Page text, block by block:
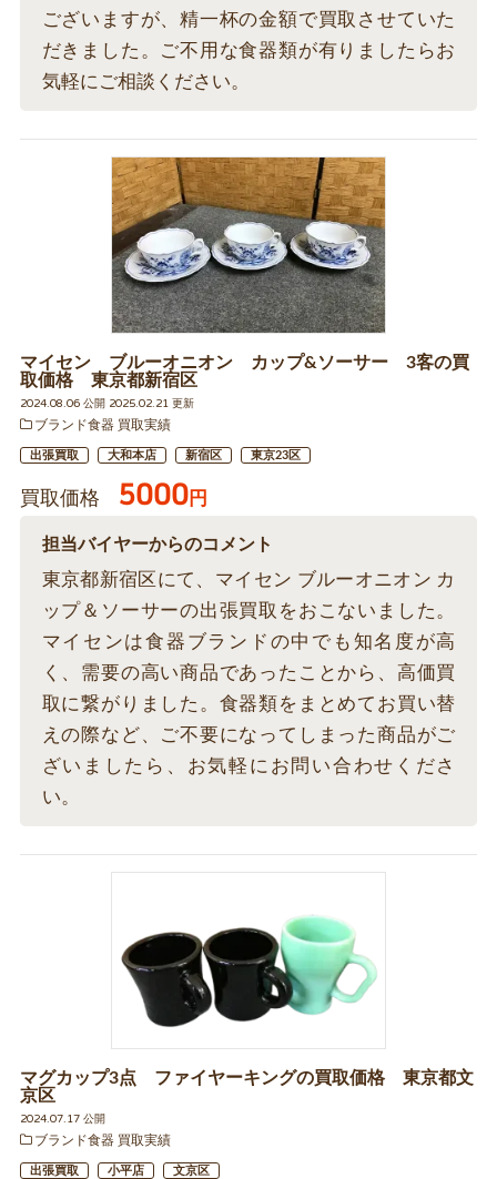
ございますが、精一杯の金額で買取させていた
だきました。ご不用な食器類が有りましたらお
気軽にご相談ください。
マイセン ブルーオニオン カップ&ソーサー 3客の買
取価格 東京都新宿区
2024.08.06 公開 2025.02.21 更新
ブランド食器 買取実績
出張買取 大和本店 新宿区 東京23区
買取価格 5000円
担当バイヤーからのコメント
東京都新宿区にて、マイセン ブルーオニオン カ
ップ＆ソーサーの出張買取をおこないました。
マイセンは食器ブランドの中でも知名度が高
く、需要の高い商品であったことから、高価買
取に繋がりました。食器類をまとめてお買い替
えの際など、ご不要になってしまった商品がご
ざいましたら、お気軽にお問い合わせくださ
い。
マグカップ3点 ファイヤーキングの買取価格 東京都文
京区
2024.07.17 公開
ブランド食器 買取実績
出張買取 小平店 文京区